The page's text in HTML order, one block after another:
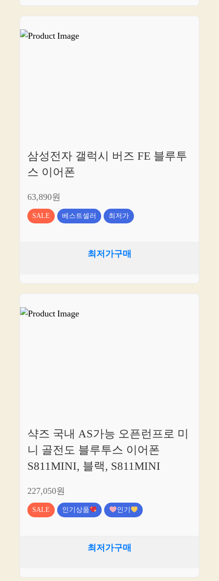
삼성전자 갤럭시 버즈 FE 블루투
스 이어폰
63,890원
SALE 베스트셀러 최저가
최저가구매
샥즈 국내 AS가능 오픈런프로 미
니 골전도 블루투스 이어폰
S811MINI, 블랙, S811MINI
227,050원
SALE 인기상품 인기
최저가구매